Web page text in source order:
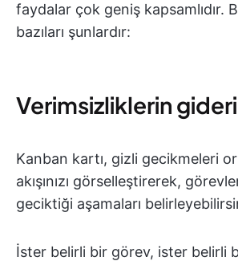
faydalar çok geniş kapsamlıdır.
bazıları şunlardır:
Verimsizliklerin
Kanban kartı, gizli gecikmeleri
akışınızı görselleştirerek,
geciktiği aşamaları
İster belirli bir görev, ister belirli